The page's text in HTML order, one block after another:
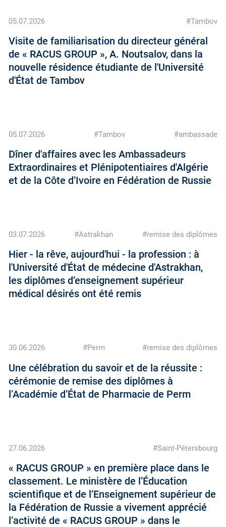
05.07.2026 #Tambov
Visite de familiarisation du directeur général
de « RACUS GROUP », A. Noutsalov, dans la
nouvelle résidence étudiante de l'Université
d'État de Tambov
05.07.2026 #Tambov #ambassade
Dîner d'affaires avec les Ambassadeurs
Extraordinaires et Plénipotentiaires d'Algérie
et de la Côte d’Ivoire en Fédération de Russie
03.07.2026 #Astrakhan #remise des diplômes
Hier - la rêve, aujourd'hui - la profession : à
l'Université d'État de médecine d'Astrakhan,
les diplômes d’enseignement supérieur
médical désirés ont été remis
30.06.2026 #Perm #remise des diplômes
Une célébration du savoir et de la réussite :
cérémonie de remise des diplômes à
l’Académie d’État de Pharmacie de Perm
27.06.2026 #Saint-Pétersbourg
« RACUS GROUP » en première place dans le
classement. Le ministère de l’Éducation
scientifique et de l’Enseignement supérieur de
la Fédération de Russie a vivement apprécié
l’activité de « RACUS GROUP » dans le